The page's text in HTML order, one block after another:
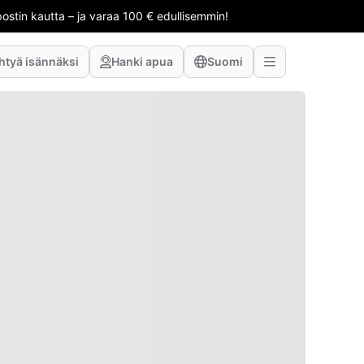
kautta – ja varaa 100 € edullisemmin!
isännäksi Hanki apua Suomi